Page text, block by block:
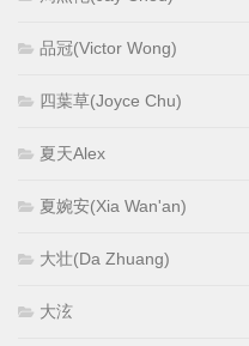
品冠(Victor Wong)
四葉草(Joyce Chu)
夏天Alex
夏婉安(Xia Wan'an)
大壮(Da Zhuang)
大泫